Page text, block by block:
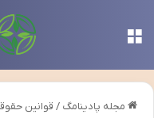
مجله پادینامگ / قوانین